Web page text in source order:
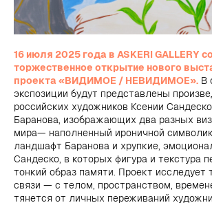
16 июля 2025 года в ASKERI GALLERY
торжественное открытие нового
проекта «ВИДИМОЕ / НЕВИДИМОЕ». В
экспозиции будут представлены
российских художников Ксении
Баранова, изображающих два разных
мира— наполненный ироничной
ландшафт Баранова и хрупкие,
Сандеско, в которых фигура и текстура
тонкий образ памяти. Проект исследует
связи — с телом, пространством,
тянется от личных переживаний